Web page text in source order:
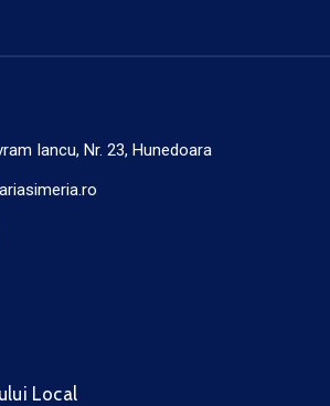
Iancu, Nr. 23, Hunedoara
Local